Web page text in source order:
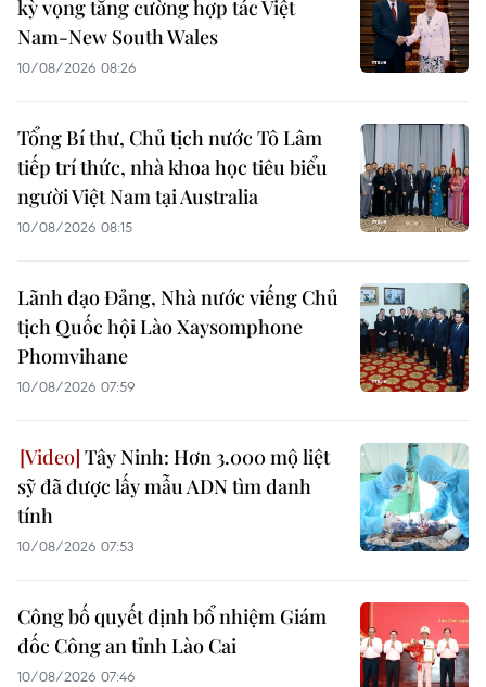
kỳ vọng tăng cường hợp tác Việt
Nam-New South Wales
10/08/2026 08:26
Tổng Bí thư, Chủ tịch nước Tô Lâm
tiếp trí thức, nhà khoa học tiêu biểu
người Việt Nam tại Australia
10/08/2026 08:15
Lãnh đạo Đảng, Nhà nước viếng Chủ
tịch Quốc hội Lào Xaysomphone
Phomvihane
10/08/2026 07:59
Tây Ninh: Hơn 3.000 mộ liệt
sỹ đã được lấy mẫu ADN tìm danh
tính
10/08/2026 07:53
Công bố quyết định bổ nhiệm Giám
đốc Công an tỉnh Lào Cai
10/08/2026 07:46